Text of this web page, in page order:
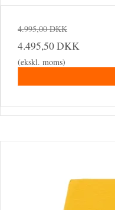
4.995,00 DKK
4.495,50 DKK
(ekskl. moms)